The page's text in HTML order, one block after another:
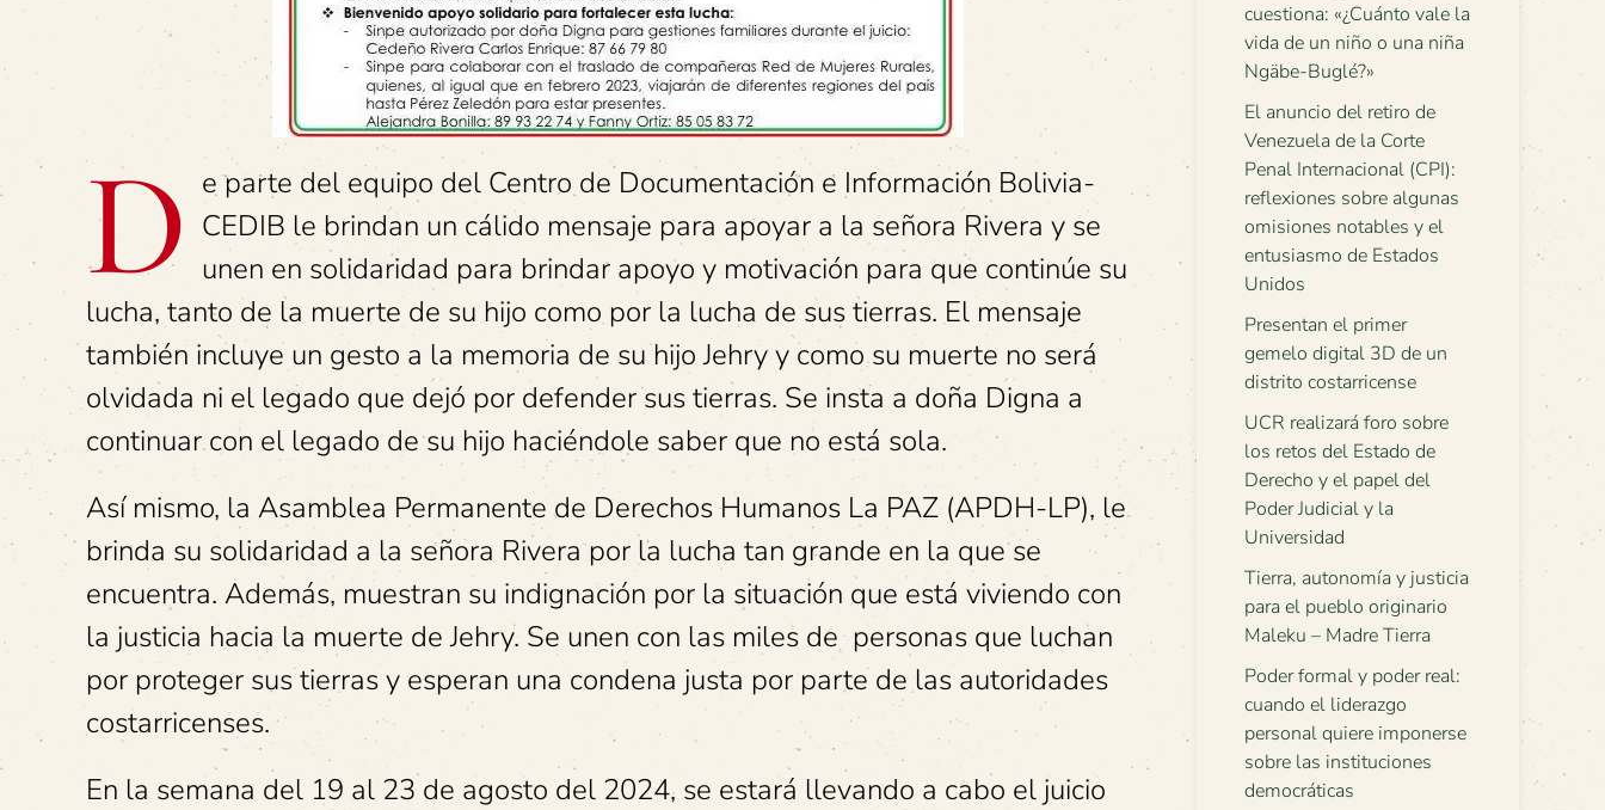
D e parte del equipo del Centro de Documentación e Información Bolivia-
CEDIB le brindan un cálido mensaje para apoyar a la señora Rivera y se
unen en solidaridad para brindar apoyo y motivación para que continúe su
lucha, tanto de la muerte de su hijo como por la lucha de sus tierras. El mensaje
también incluye un gesto a la memoria de su hijo Jehry y como su muerte no será
olvidada ni el legado que dejó por defender sus tierras. Se insta a doña Digna a
continuar con el legado de su hijo haciéndole saber que no está sola.
Así mismo, la Asamblea Permanente de Derechos Humanos La PAZ (APDH-LP), le
brinda su solidaridad a la señora Rivera por la lucha tan grande en la que se
encuentra. Además, muestran su indignación por la situación que está viviendo con
la justicia hacia la muerte de Jehry. Se unen con las miles de personas que luchan
por proteger sus tierras y esperan una condena justa por parte de las autoridades
costarricenses.
En la semana del 19 al 23 de agosto del 2024, se estará llevando a cabo el juicio
cuestiona: «¿Cuánto vale la
vida de un niño o una niña
Ngäbe-Buglé?»
El anuncio del retiro de
Venezuela de la Corte
Penal Internacional (CPI):
reflexiones sobre algunas
omisiones notables y el
entusiasmo de Estados
Unidos
Presentan el primer
gemelo digital 3D de un
distrito costarricense
UCR realizará foro sobre
los retos del Estado de
Derecho y el papel del
Poder Judicial y la
Universidad
Tierra, autonomía y justicia
para el pueblo originario
Maleku – Madre Tierra
Poder formal y poder real:
cuando el liderazgo
personal quiere imponerse
sobre las instituciones
democráticas